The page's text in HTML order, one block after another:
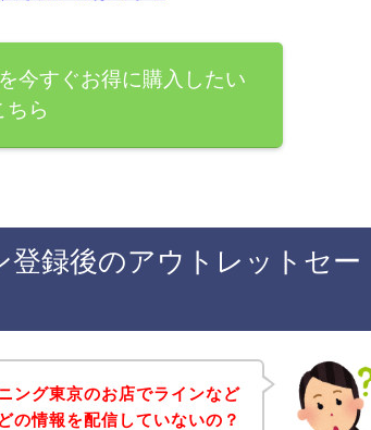
今すぐお得に購入したい
ちら
録後のアウトレットセー
ング東京のお店でラインなど
の情報を配信していないの？